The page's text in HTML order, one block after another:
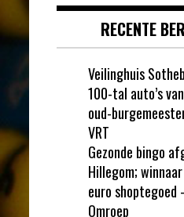
RECENTE
Veilinghuis
100-tal auto’s
oud-
VRT
Gezonde bingo
Hillegom;
euro
Omroep